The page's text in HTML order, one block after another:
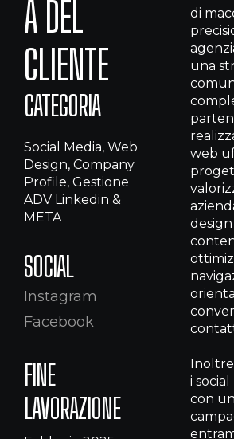
A DEL
CLIENTE
CATEGORIA
Social Media, Web
Design, Company
Profile, Gestione
ADV Linkedin &
META
SOCIAL
Instagram
Facebook
FINE
LAVORAZIONE
di
una
web
i
con